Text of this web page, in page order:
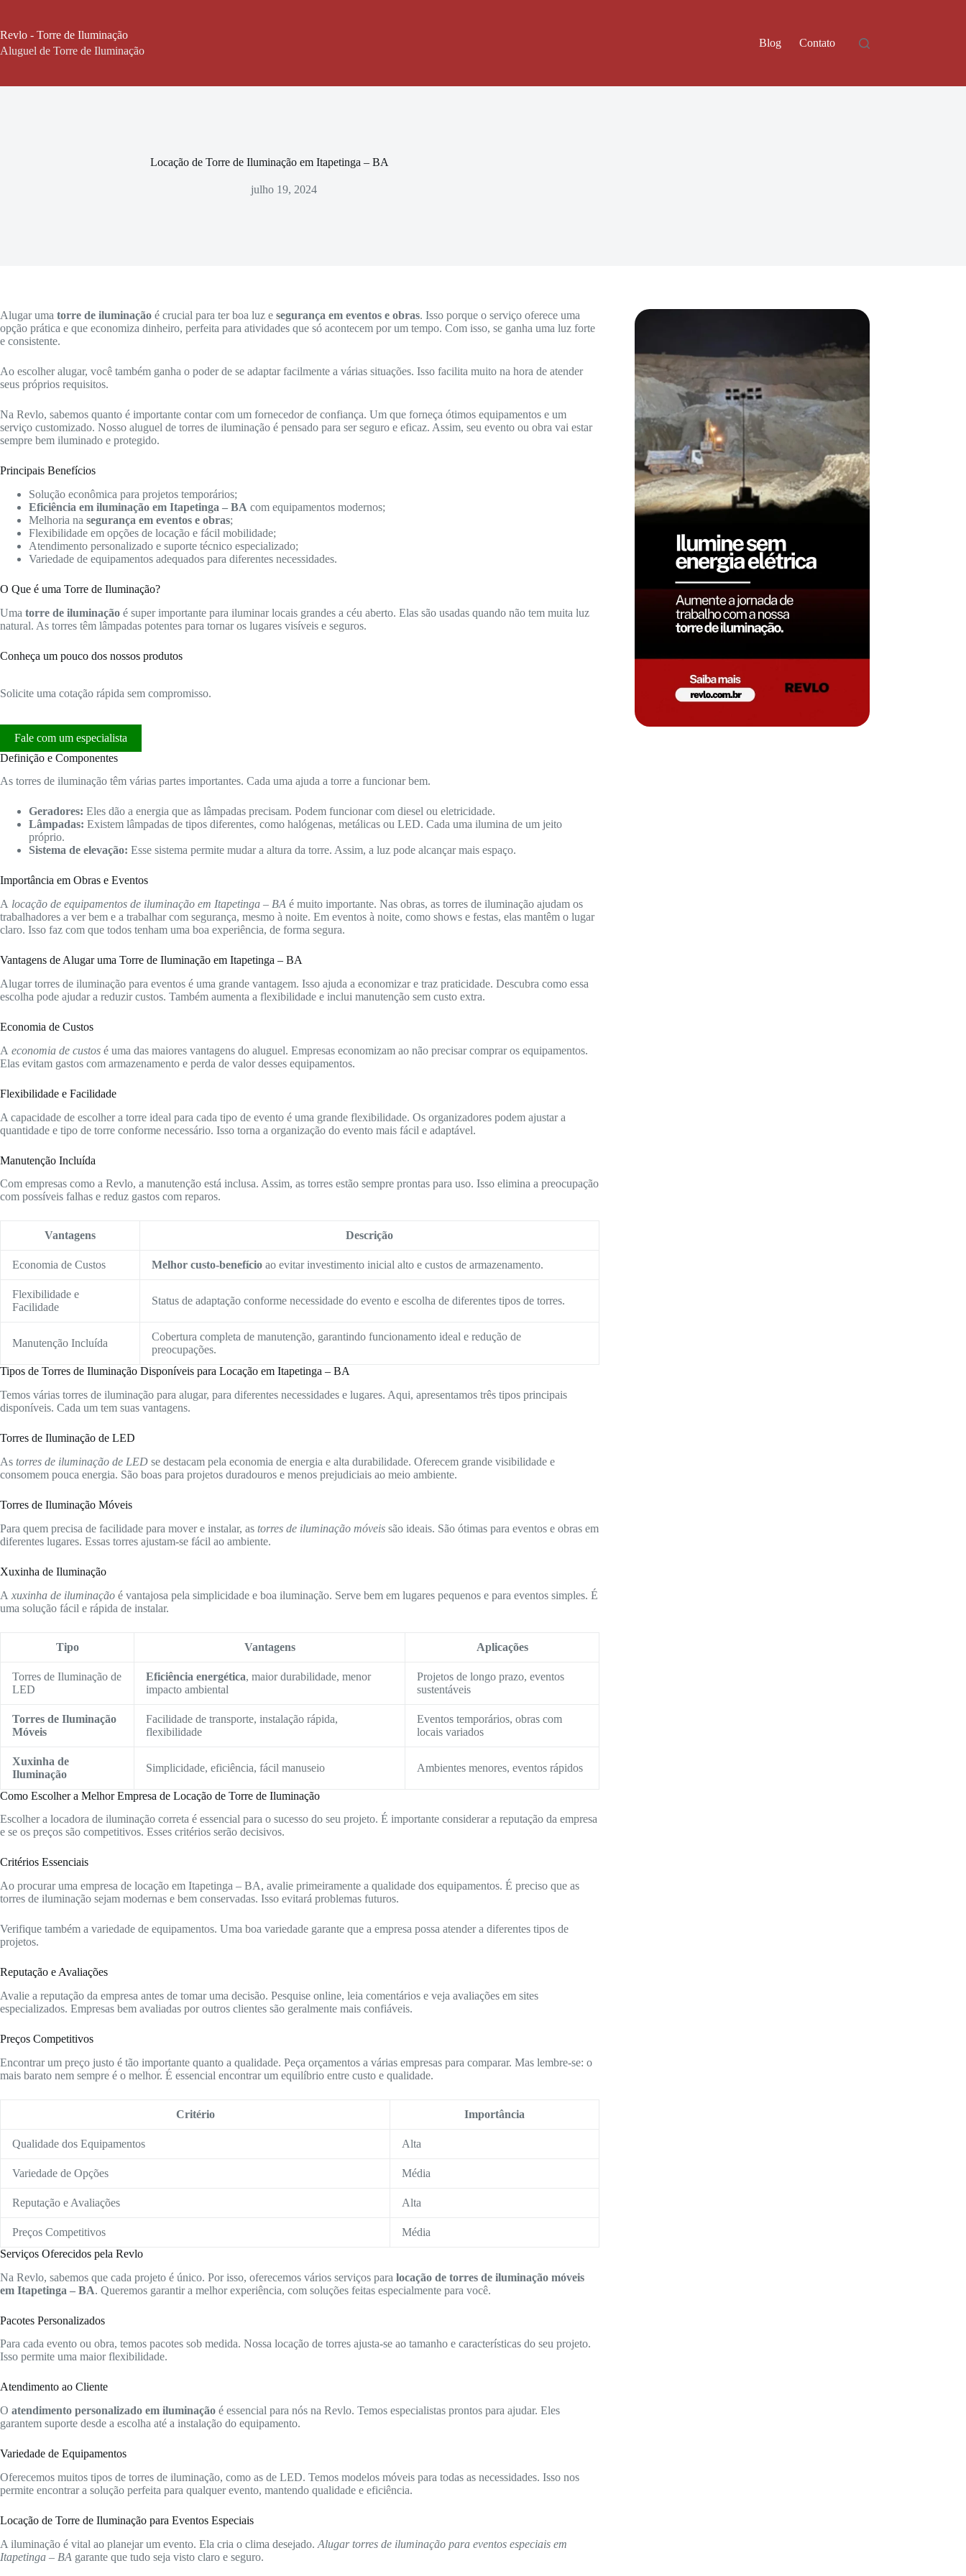
o
conteúdo
Revlo - Torre de Iluminação
Aluguel de Torre de Iluminação
Blog Contato
Locação de Torre de Iluminação em Itapetinga – BA
julho 19, 2024
Alugar uma torre de iluminação é crucial para ter boa luz e segurança em eventos e obras. Isso porque o serviço oferece uma
opção prática e que economiza dinheiro, perfeita para atividades que só acontecem por um tempo. Com isso, se ganha uma luz forte
e consistente.
Ao escolher alugar, você também ganha o poder de se adaptar facilmente a várias situações. Isso facilita muito na hora de atender
seus próprios requisitos.
Na Revlo, sabemos quanto é importante contar com um fornecedor de confiança. Um que forneça ótimos equipamentos e um
serviço customizado. Nosso aluguel de torres de iluminação é pensado para ser seguro e eficaz. Assim, seu evento ou obra vai estar
sempre bem iluminado e protegido.
Principais Benefícios
Solução econômica para projetos temporários;
Eficiência em iluminação em Itapetinga – BA com equipamentos modernos;
Melhoria na segurança em eventos e obras;
Flexibilidade em opções de locação e fácil mobilidade;
Atendimento personalizado e suporte técnico especializado;
Variedade de equipamentos adequados para diferentes necessidades.
O Que é uma Torre de Iluminação?
Uma torre de iluminação é super importante para iluminar locais grandes a céu aberto. Elas são usadas quando não tem muita luz
natural. As torres têm lâmpadas potentes para tornar os lugares visíveis e seguros.
Conheça um pouco dos nossos produtos
Solicite uma cotação rápida sem compromisso.
Fale com um especialista
Definição e Componentes
As torres de iluminação têm várias partes importantes. Cada uma ajuda a torre a funcionar bem.
Geradores: Eles dão a energia que as lâmpadas precisam. Podem funcionar com diesel ou eletricidade.
Lâmpadas: Existem lâmpadas de tipos diferentes, como halógenas, metálicas ou LED. Cada uma ilumina de um jeito
próprio.
Sistema de elevação: Esse sistema permite mudar a altura da torre. Assim, a luz pode alcançar mais espaço.
Importância em Obras e Eventos
A locação de equipamentos de iluminação em Itapetinga – BA é muito importante. Nas obras, as torres de iluminação ajudam os
trabalhadores a ver bem e a trabalhar com segurança, mesmo à noite. Em eventos à noite, como shows e festas, elas mantêm o lugar
claro. Isso faz com que todos tenham uma boa experiência, de forma segura.
Vantagens de Alugar uma Torre de Iluminação em Itapetinga – BA
Alugar torres de iluminação para eventos é uma grande vantagem. Isso ajuda a economizar e traz praticidade. Descubra como essa
escolha pode ajudar a reduzir custos. Também aumenta a flexibilidade e inclui manutenção sem custo extra.
Economia de Custos
A economia de custos é uma das maiores vantagens do aluguel. Empresas economizam ao não precisar comprar os equipamentos.
Elas evitam gastos com armazenamento e perda de valor desses equipamentos.
Flexibilidade e Facilidade
A capacidade de escolher a torre ideal para cada tipo de evento é uma grande flexibilidade. Os organizadores podem ajustar a
quantidade e tipo de torre conforme necessário. Isso torna a organização do evento mais fácil e adaptável.
Manutenção Incluída
Com empresas como a Revlo, a manutenção está inclusa. Assim, as torres estão sempre prontas para uso. Isso elimina a preocupação
com possíveis falhas e reduz gastos com reparos.
Vantagens Descrição
Economia de Custos Melhor custo-benefício ao evitar investimento inicial alto e custos de armazenamento.
Flexibilidade e
Facilidade
Status de adaptação conforme necessidade do evento e escolha de diferentes tipos de torres.
Manutenção Incluída
Cobertura completa de manutenção, garantindo funcionamento ideal e redução de
preocupações.
Tipos de Torres de Iluminação Disponíveis para Locação em Itapetinga – BA
Temos várias torres de iluminação para alugar, para diferentes necessidades e lugares. Aqui, apresentamos três tipos principais
disponíveis. Cada um tem suas vantagens.
Torres de Iluminação de LED
As torres de iluminação de LED se destacam pela economia de energia e alta durabilidade. Oferecem grande visibilidade e
consomem pouca energia. São boas para projetos duradouros e menos prejudiciais ao meio ambiente.
Torres de Iluminação Móveis
Para quem precisa de facilidade para mover e instalar, as torres de iluminação móveis são ideais. São ótimas para eventos e obras em
diferentes lugares. Essas torres ajustam-se fácil ao ambiente.
Xuxinha de Iluminação
A xuxinha de iluminação é vantajosa pela simplicidade e boa iluminação. Serve bem em lugares pequenos e para eventos simples. É
uma solução fácil e rápida de instalar.
Tipo Vantagens Aplicações
Torres de Iluminação de
LED
Eficiência energética, maior durabilidade, menor
impacto ambiental
Projetos de longo prazo, eventos
sustentáveis
Torres de Iluminação
Móveis
Facilidade de transporte, instalação rápida,
flexibilidade
Eventos temporários, obras com
locais variados
Xuxinha de
Iluminação
Simplicidade, eficiência, fácil manuseio Ambientes menores, eventos rápidos
Como Escolher a Melhor Empresa de Locação de Torre de Iluminação
Escolher a locadora de iluminação correta é essencial para o sucesso do seu projeto. É importante considerar a reputação da empresa
e se os preços são competitivos. Esses critérios serão decisivos.
Critérios Essenciais
Ao procurar uma empresa de locação em Itapetinga – BA, avalie primeiramente a qualidade dos equipamentos. É preciso que as
torres de iluminação sejam modernas e bem conservadas. Isso evitará problemas futuros.
Verifique também a variedade de equipamentos. Uma boa variedade garante que a empresa possa atender a diferentes tipos de
projetos.
Reputação e Avaliações
Avalie a reputação da empresa antes de tomar uma decisão. Pesquise online, leia comentários e veja avaliações em sites
especializados. Empresas bem avaliadas por outros clientes são geralmente mais confiáveis.
Preços Competitivos
Encontrar um preço justo é tão importante quanto a qualidade. Peça orçamentos a várias empresas para comparar. Mas lembre-se: o
mais barato nem sempre é o melhor. É essencial encontrar um equilíbrio entre custo e qualidade.
Critério Importância
Qualidade dos Equipamentos Alta
Variedade de Opções Média
Reputação e Avaliações Alta
Preços Competitivos
Média
Serviços Oferecidos pela Revlo
Na Revlo, sabemos que cada projeto é único. Por isso, oferecemos vários serviços para locação de torres de iluminação móveis
em Itapetinga – BA. Queremos garantir a melhor experiência, com soluções feitas especialmente para você.
Pacotes Personalizados
Para cada evento ou obra, temos pacotes sob medida. Nossa locação de torres ajusta-se ao tamanho e características do seu projeto.
Isso permite uma maior flexibilidade.
Atendimento ao Cliente
O atendimento personalizado em iluminação é essencial para nós na Revlo. Temos especialistas prontos para ajudar. Eles
garantem suporte desde a escolha até a instalação do equipamento.
Variedade de Equipamentos
Oferecemos muitos tipos de torres de iluminação, como as de LED. Temos modelos móveis para todas as necessidades. Isso nos
permite encontrar a solução perfeita para qualquer evento, mantendo qualidade e eficiência.
Locação de Torre de Iluminação para Eventos Especiais
A iluminação é vital ao planejar um evento. Ela cria o clima desejado. Alugar torres de iluminação para eventos especiais em
Itapetinga – BA garante que tudo seja visto claro e seguro.